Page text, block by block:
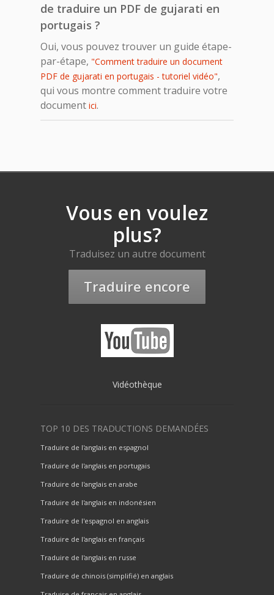
de traduire un PDF de gujarati en
portugais ?
Oui, vous pouvez trouver un guide étape-
par-étape, "Comment traduire un document
PDF de gujarati en portugais - tutoriel vidéo",
qui vous montre comment traduire votre
document ici.
Vous en voulez
plus?
Traduisez un autre document
Traduire encore
Vidéothèque
TOP 10 DES TRADUCTIONS DEMANDÉES
Traduire de l'anglais en espagnol
Traduire de l'anglais en portugais
Traduire de l'anglais en arabe
Traduire de l'anglais en indonésien
Traduire de l'espagnol en anglais
Traduire de l'anglais en français
Traduire de l'anglais en russe
Traduire de chinois (simplifié) en anglais